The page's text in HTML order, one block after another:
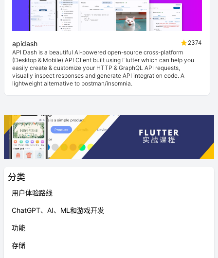
分类
用户体验路线
ChatGPT、AI、ML和游戏开发
功能
存储
apidash
2374
API Dash is a beautiful AI-powered open-source cross-platform
(Desktop & Mobile) API Client built using Flutter which can help you
easily create & customize your HTTP & GraphQL API requests,
visually inspect responses and generate API integration code. A
lightweight alternative to postman/insomnia.